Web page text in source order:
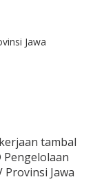
Jawa
tambal
Provinsi Jawa